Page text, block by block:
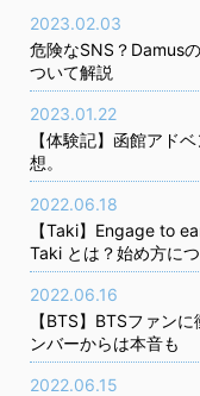
2023.02.03
危険なSNS？Damus
ついて解説
2023.01.22
【体験記】函館アド
想。
2022.06.18
【Taki】Engage to
Taki とは？始め方に
2022.06.16
【BTS】BTSファン
ンバーからは本音も
2022.06.15